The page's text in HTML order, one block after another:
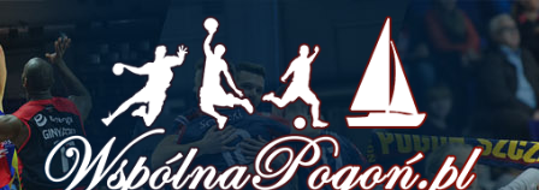
content